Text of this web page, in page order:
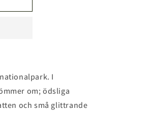
I
om; ödsliga
och små glittrande